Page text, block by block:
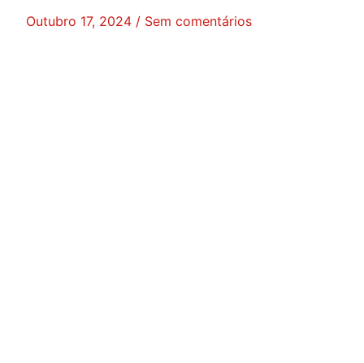
Outubro 17, 2024 Sem comentários